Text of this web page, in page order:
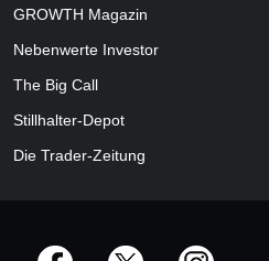
GROWTH Magazin
Nebenwerte Investor
The Big Call
Stillhalter-Depot
Die Trader-Zeitung
offizielle Social Media-Accounts